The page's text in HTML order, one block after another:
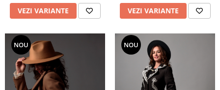
VEZI VARIANTE VEZI VARIANTE
NOU NOU